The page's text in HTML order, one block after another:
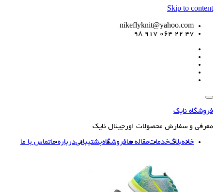
Skip to content
nikeflyknit@yahoo.com
47 22 064 917 98
فروشگاه نایک
معرفی و سفارش محصولات اورجینال نایک
خانهبلاگخدماتمقاله هافروشگاهپشتیبانیدرباره ماتماس با ما